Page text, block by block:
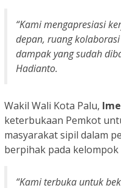
“Kami mengapresiasi
depan, ruang
dampak yang sudah
Hadianto.
Wakil Wali Kota Palu,
keterbukaan Pemkot
masyarakat sipil dalam
berpihak pada kelompok
“Kami terbuka untuk